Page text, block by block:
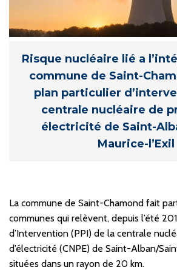
Risque nucléaire lié a
commune de Saint-
plan particulier
centrale nucléaire de
électricité de Saint-
Maurice-l’Exil
La commune de Saint-Chamond fait
communes qui relèvent, depuis l’été
d’Intervention (PPI) de la centrale
d’électricité (CNPE) de Saint-Alban/
situées dans un rayon de 20 km.